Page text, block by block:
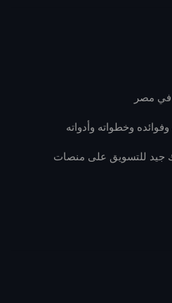
في مصر
وخطواته وأدواته
جيد للتسويق على منصات